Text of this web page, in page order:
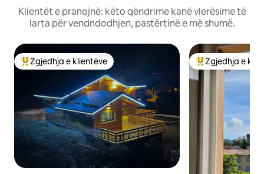
Klientët e pranojnë: këto qëndrime kanë vlerësime të
larta për vendndodhjen, pastërtinë e më shumë.
Më të mirat e zgjedhjeve të klientëve
Zgjedhja e klientëve Më të mirat e
Zgjedhja e